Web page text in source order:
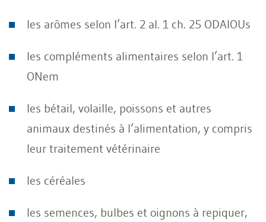
les arômes selon l’art. 2 al. 1 ch. 25 ODAlOUs
les compléments alimentaires selon l’art. 1
ONem
les bétail, volaille, poissons et autres
animaux destinés à l’alimentation, y compris
leur traitement vétérinaire
les céréales
les semences, bulbes et oignons à repiquer,